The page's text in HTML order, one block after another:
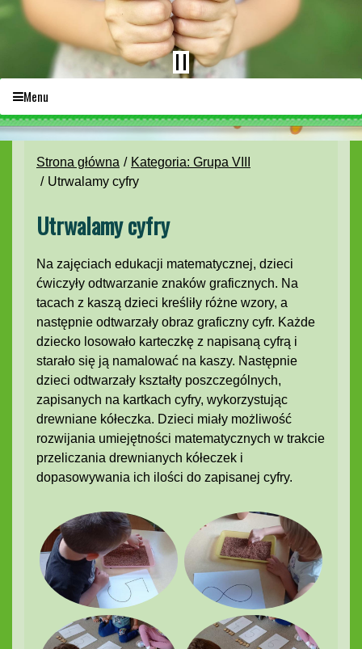
Menu
Strona główna
Kategoria: Grupa VIII
Utrwalamy cyfry
Utrwalamy cyfry
Na zajęciach edukacji matematycznej, dzieci
ćwiczyły odtwarzanie znaków graficznych. Na
tacach z kaszą dzieci kreśliły różne wzory, a
następnie odtwarzały obraz graficzny cyfr. Każde
dziecko losowało karteczkę z napisaną cyfrą i
starało się ją namalować na kaszy. Następnie
dzieci odtwarzały kształty poszczególnych,
zapisanych na kartkach cyfry, wykorzystując
drewniane kółeczka. Dzieci miały możliwość
rozwijania umiejętności matematycznych w trakcie
przeliczania drewnianych kółeczek i
dopasowywania ich ilości do zapisanej cyfry.